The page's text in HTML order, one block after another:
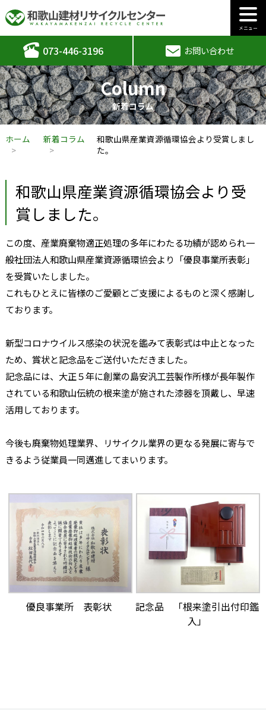
073-446-3196 お問い合わせ
メニュー
Column
新着コラム
ホーム 新着コラム
和歌山県産業資源循環協会より受賞しまし
た。
和歌山県産業資源循環協会より受
賞しました。
この度、産業廃棄物適正処理の多年にわたる功績が認められ一
般社団法人和歌山県産業資源循環協会より「優良事業所表彰」
を受賞いたしました。
これもひとえに皆様のご愛顧とご支援によるものと深く感謝し
ております。
新型コロナウイルス感染の状況を鑑みて表彰式は中止となった
ため、賞状と記念品をご送付いただきました。
記念品には、大正５年に創業の島安汎工芸製作所様が長年製作
されている和歌山伝統の根来塗が施された漆器を頂戴し、早速
活用しております。
今後も廃棄物処理業界、リサイクル業界の更なる発展に寄与で
きるよう従業員一同邁進してまいります。
優良事業所 表彰状
記念品 「根来塗引出付印鑑
入」